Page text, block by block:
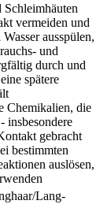
vermeiden und
ausspülen,
und
durch und
spätere
Chemikalien, die
insbesondere
gebracht
bestimmten
auslösen,
Lang-